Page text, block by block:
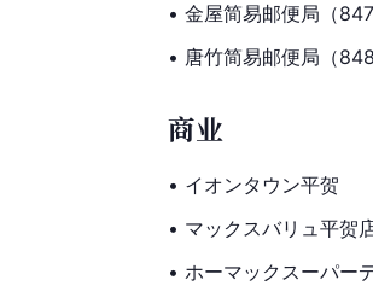
• 金屋简易邮便局（
• 唐竹简易邮便局（
商业
• イオンタウン平贺
• マックスバリュ平贺
• ホーマックスーパー